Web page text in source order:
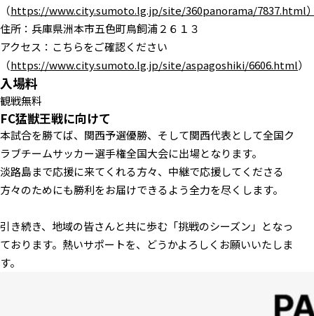
（https://www.city.sumoto.lg.jp/site/360panorama/7837.html
住所：兵庫県洲本市五色町鳥飼浦２６１３
アクセス：こちらをご確認ください
（https://www.city.sumoto.lg.jp/site/aspagoshiki/6606.html）
入場料
観戦無料
FC猛獣王戦に向けて
本試合を勝てば、関西予選優勝、そして関西代表として全国ク
ラブチームサッカー選手権全国大会に出場となります。
淡路島まで応援に来てくれる方々、中継で応援してくださる
方々のためにも勝利をお届けできるよう全力を尽くします。
引き続き、地域の皆さんと共に歩む「挑戦のシーズン」となっ
ております。熱いサポートを、どうかよろしくお願いいたしま
す。